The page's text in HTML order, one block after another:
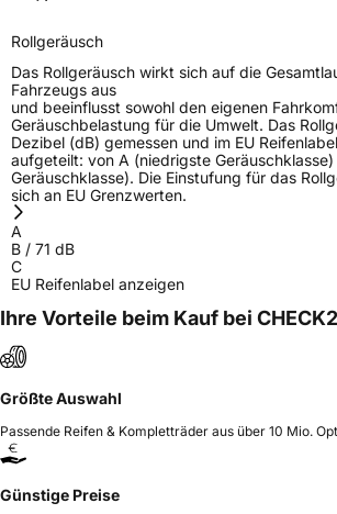
Rollgeräusch
Das Rollgeräusch wirkt sich auf die
Fahrzeugs aus
und beeinflusst sowohl den eigenen
Geräuschbelastung für die Umwelt. Das
Dezibel (dB) gemessen und im EU
aufgeteilt: von A (niedrigste
Geräuschklasse). Die Einstufung für das
sich an EU Grenzwerten.
A
B / 71 dB
C
EU Reifenlabel anzeigen
Ihre Vorteile beim Kauf bei
Größte Auswahl
Passende Reifen & Kompletträder aus über 10 Mio.
Günstige Preise